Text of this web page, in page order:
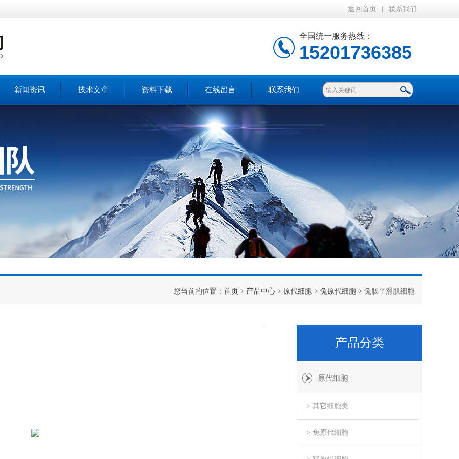
返回首页 联系我们
全国统一服务热线：
15201736385
新闻资讯 技术文章 资料下载 在线留言 联系我们
您当前的位置： 首页 > 产品中心 > 原代细胞 > 兔原代细胞 > 兔肠平滑肌细胞
产品分类
原代细胞
> 其它细胞类
> 兔原代细胞